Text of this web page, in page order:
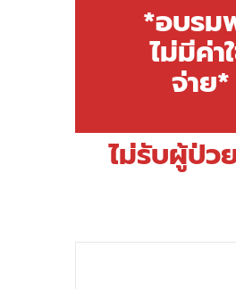
*อบรม
ไม่มีค่า
จ่าย*
ไม่รับผู้ป่ว